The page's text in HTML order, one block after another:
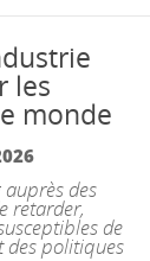
les
monde
des
retarder,
de
des politiques